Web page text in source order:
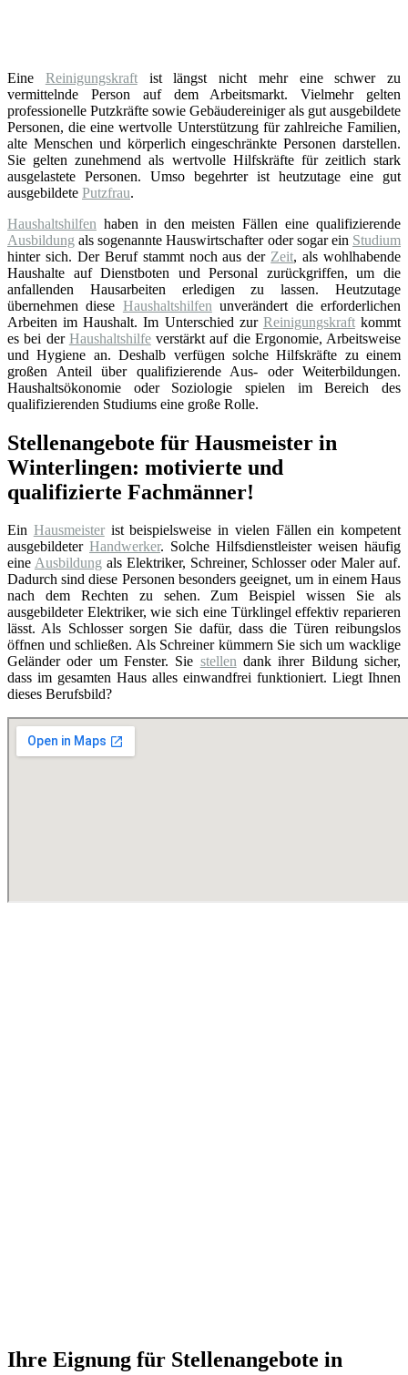
Eine Reinigungskraftist längst nicht mehr eine schwer zu
vermittelnde Person auf dem Arbeitsmarkt. Vielmehr gelten
professionelle Putzkräfte sowie Gebäudereiniger als gut ausgebildete
Personen, die eine wertvolle Unterstützung für zahlreiche Familien,
alte Menschen und körperlich eingeschränkte Personen darstellen.
Sie gelten zunehmend als wertvolle Hilfskräfte für zeitlich stark
ausgelastete Personen. Umso begehrter ist heutzutage eine gut
ausgebildete Putzfrau.
Haushaltshilfen haben in den meisten Fällen eine qualifizierende
Ausbildung als sogenannte Hauswirtschafter oder sogar ein Studium
hinter sich. Der Beruf stammt noch aus der Zeit, als wohlhabende
Haushalte auf Dienstboten und Personal zurückgriffen, um die
anfallenden Hausarbeiten erledigen zu lassen. Heutzutage
übernehmen diese Haushaltshilfen unverändert die erforderlichen
Arbeiten im Haushalt. Im Unterschied zur Reinigungskraftkommt
es bei der Haushaltshilfeverstärkt auf die Ergonomie, Arbeitsweise
und Hygiene an. Deshalb verfügen solche Hilfskräfte zu einem
großen Anteil über qualifizierende Aus- oder Weiterbildungen.
Haushaltsökonomie oder Soziologie spielen im Bereich des
qualifizierenden Studiums eine große Rolle.
Stellenangebote für Hausmeister in
Winterlingen: motivierte und
qualifizierte Fachmänner!
Ein Hausmeisterist beispielsweise in vielen Fällen ein kompetent
ausgebildeter Handwerker. Solche Hilfsdienstleister weisen häufig
eine Ausbildungals Elektriker, Schreiner, Schlosser oder Maler auf.
Dadurch sind diese Personen besonders geeignet, um in einem Haus
nach dem Rechten zu sehen. Zum Beispiel wissen Sie als
ausgebildeter Elektriker, wie sich eine Türklingel effektiv reparieren
lässt. Als Schlosser sorgen Sie dafür, dass die Türen reibungslos
öffnen und schließen. Als Schreiner kümmern Sie sich um wacklige
Geländer oder um Fenster. Sie stellendank ihrer Bildung sicher,
dass im gesamten Haus alles einwandfrei funktioniert. Liegt Ihnen
dieses Berufsbild?
Ihre Eignung für Stellenangebote in